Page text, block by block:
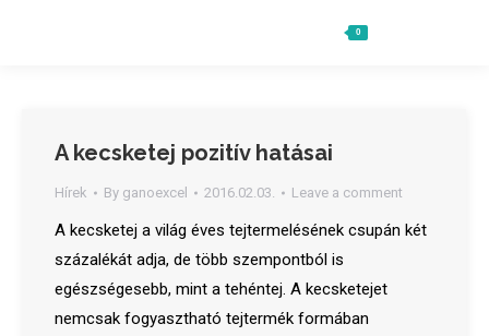
0
A kecsketej pozitív hatásai
Hírek By ganoexcel 2016.02.03. Leave a comment
A kecsketej a világ éves tejtermelésének csupán két
százalékát adja, de több szempontból is
egészségesebb, mint a tehéntej. A kecsketejet
nemcsak fogyasztható tejtermék formában